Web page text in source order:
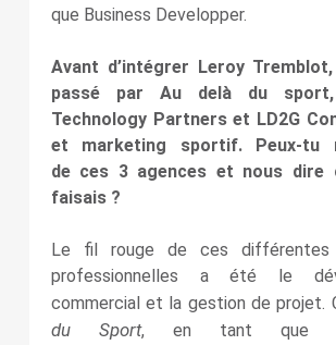
que Business Developper.
Avant d’intégrer Leroy
passé par Au delà du
Technology Partners et LD2G
et marketing sportif. Peux-tu
de ces 3 agences et nous dire
faisais ?
Le fil rouge de ces différentes
professionnelles a été le
commercial et la gestion de projet.
du Sport, en tant que